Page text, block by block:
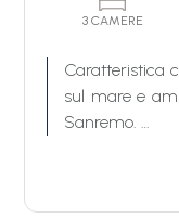
3 CAMERE
Caratteristica
sul mare e
Sanremo.
Sanremo,
Qualsiasi